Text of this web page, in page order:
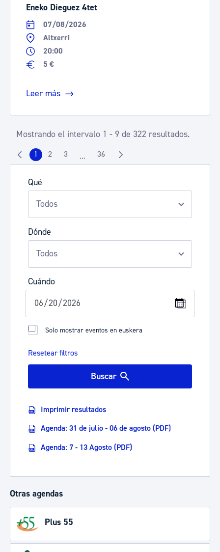
Qué
Dónde
Cuándo
Solo mostrar eventos en euskera
Resetear filtros
Buscar
Imprimir resultados
Agenda: 31 de julio - 06 de agosto (PDF)
Agenda: 7 - 13 Agosto (PDF)
Otras agendas
Plus 55
Eneko Dieguez 4tet
07/08/2026
Altxerri
20:00
5 €
Leer más
Mostrando el intervalo 1 - 9 de 322 resultados.
Página
1 Página
2 Página
3 ...Páginas intermedias Use TAB para
Página
36